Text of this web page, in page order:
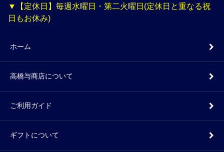
▼【定休日】毎週水曜日・第二火曜日(定休日と重なる祝
日もお休み)
ホーム
高橋与商店について
ご利用ガイド
ギフトについて